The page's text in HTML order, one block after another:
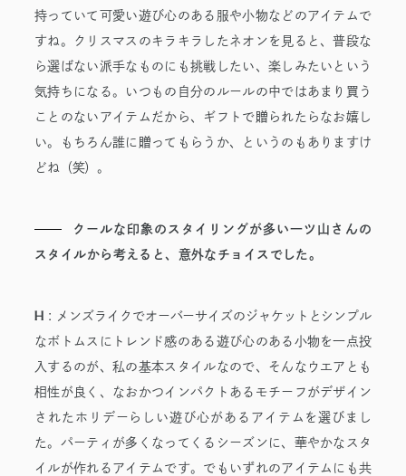
持っていて可愛い遊び心のある服や小物などのアイテムで
すね。クリスマスのキラキラしたネオンを見ると、普段な
ら選ばない派手なものにも挑戦したい、楽しみたいという
気持ちになる。いつもの自分のルールの中ではあまり買う
ことのないアイテムだから、ギフトで贈られたらなお嬉し
い。もちろん誰に贈ってもらうか、というのもありますけ
どね（笑）。
クールな印象のスタイリングが多い一ツ山さんの
スタイルから考えると、意外なチョイスでした。
H :
メンズライクでオーバーサイズのジャケットとシンプル
なボトムスにトレンド感のある遊び心のある小物を一点投
入するのが、私の基本スタイルなので、そんなウエアとも
相性が良く、なおかつインパクトあるモチーフがデザイン
されたホリデーらしい遊び心があるアイテムを選びまし
た。パーティが多くなってくるシーズンに、華やかなスタ
イルが作れるアイテムです。でもいずれのアイテムにも共